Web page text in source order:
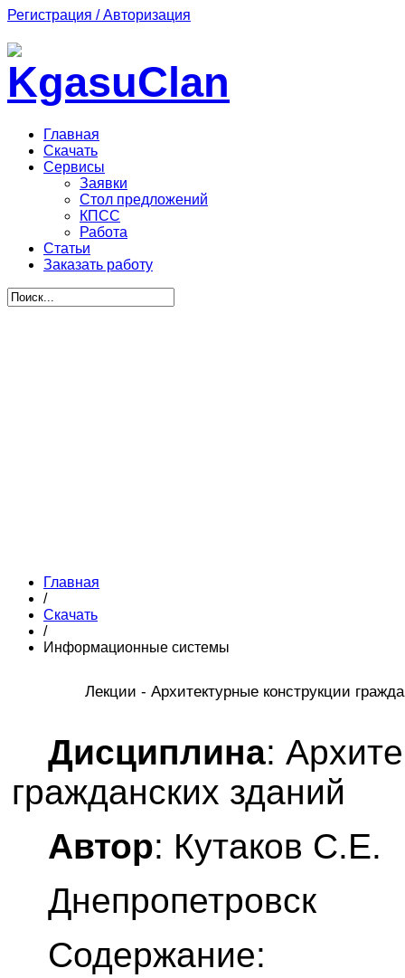
Регистрация / Авторизация
Главная
Скачать
Сервисы
Заявки
Стол предложений
КПСС
Работа
Статьи
Заказать работу
Главная
/
Скачать
/
Информационные системы
Лекции - Архитектурные конструкции
Дисциплина:
гражданских зданий
Автор: Кутаков С.Е.
Днепропетровск
Содержание: